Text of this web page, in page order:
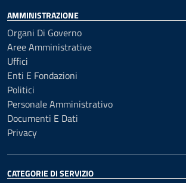
AMMINISTRAZIONE
Organi Di Governo
Aree Amministrative
Uffici
Enti E Fondazioni
Politici
Personale Amministrativo
Documenti E Dati
Privacy
CATEGORIE DI SERVIZIO